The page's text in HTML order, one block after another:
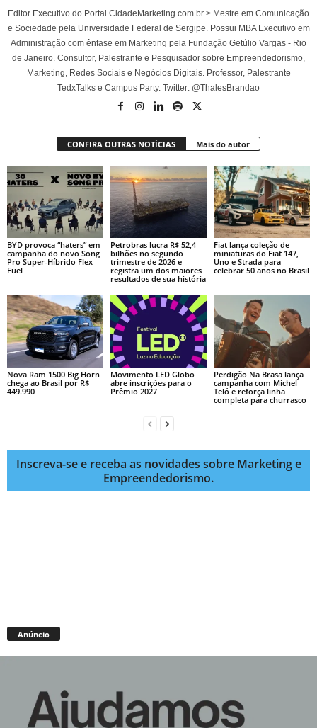
Editor Executivo do Portal CidadeMarketing.com.br > Mestre em Comunicação
e Sociedade pela Universidade Federal de Sergipe. Possui MBA Executivo em
Administração com ênfase em Marketing pela Fundação Getúlio Vargas - Rio
de Janeiro. Consultor, Palestrante e Pesquisador sobre Empreendedorismo,
Marketing, Redes Sociais e Negócios Digitais. Professor, Palestrante
TedxTalks e Campus Party. Twitter: @ThalesBrandao
CONFIRA OUTRAS NOTÍCIAS Mais do autor
BYD provoca “haters” em
campanha do novo Song
Pro Super-Híbrido Flex
Fuel
Petrobras lucra R$ 52,4
bilhões no segundo
trimestre de 2026 e
registra um dos maiores
resultados de sua história
Fiat lança coleção de
miniaturas do Fiat 147,
Uno e Strada para
celebrar 50 anos no Brasil
Nova Ram 1500 Big Horn
chega ao Brasil por R$
449.990
Movimento LED Globo
abre inscrições para o
Prêmio 2027
Perdigão Na Brasa lança
campanha com Michel
Teló e reforça linha
completa para churrasco
Inscreva-se e receba as novidades sobre Marketing e
Empreendedorismo.
Anúncio